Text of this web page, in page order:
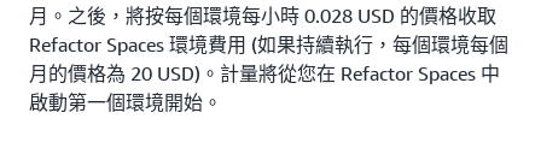
月。之後，將按每個環境每小時 0.028 USD 的價格收取
Refactor Spaces 環境費用 (如果持續執行，每個環境每個
月的價格為 20 USD)。計量將從您在 Refactor Spaces 中
啟動第一個環境開始。